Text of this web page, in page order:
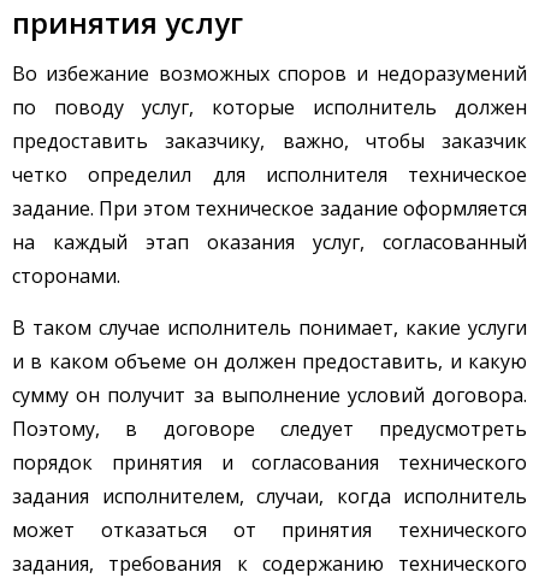
принятия услуг
Во избежание возможных споров и недоразумений
по поводу услуг, которые исполнитель должен
предоставить заказчику, важно, чтобы заказчик
четко определил для исполнителя техническое
задание. При этом техническое задание оформляется
на каждый этап оказания услуг, согласованный
сторонами.
В таком случае исполнитель понимает, какие услуги
и в каком объеме он должен предоставить, и какую
сумму он получит за выполнение условий договора.
Поэтому, в договоре следует предусмотреть
порядок принятия и согласования технического
задания исполнителем, случаи, когда исполнитель
может отказаться от принятия технического
задания, требования к содержанию технического